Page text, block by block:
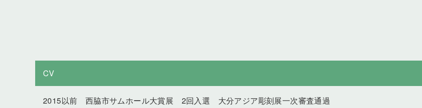
CV
2015以前 西脇市サムホール大賞展 2回入選 大分アジア彫刻展一次審査通過